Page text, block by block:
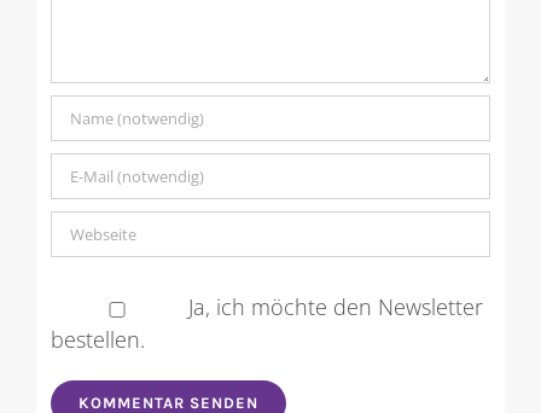
Ja, ich möchte den Newsletter
bestellen.